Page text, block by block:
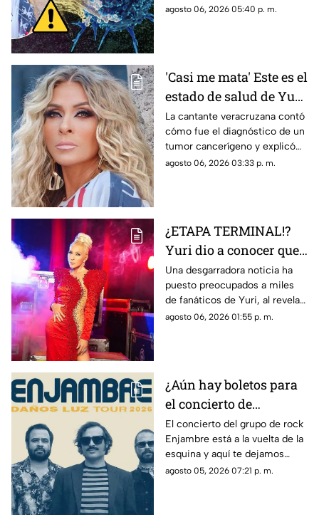
encontraron un pequeño
agosto 06, 2026 05:40 p. m.
'Casi me mata' Este es el
estado de salud de Yuri
tras confirmar un
TUMOR cancerígeno
La cantante veracruzana contó
cómo fue el diagnóstico de un
tumor cancerígeno y explicó
cuál es su estado de salud.
agosto 06, 2026 03:33 p. m.
¿ETAPA TERMINAL!?
Yuri dio a conocer que
fue diagnosticada con
cáncer; esto se sabe
Una desgarradora noticia ha
puesto preocupados a miles
de fanáticos de Yuri, al revelar
que fue diagnosticada con
agosto 06, 2026 01:55 p. m.
¿Aún hay boletos para
el concierto de
Enjambre en Veracruz?
Esto sabemos
El concierto del grupo de rock
Enjambre está a la vuelta de la
esquina y aquí te dejamos
algunos detalles que te podrían
agosto 05, 2026 07:21 p. m.